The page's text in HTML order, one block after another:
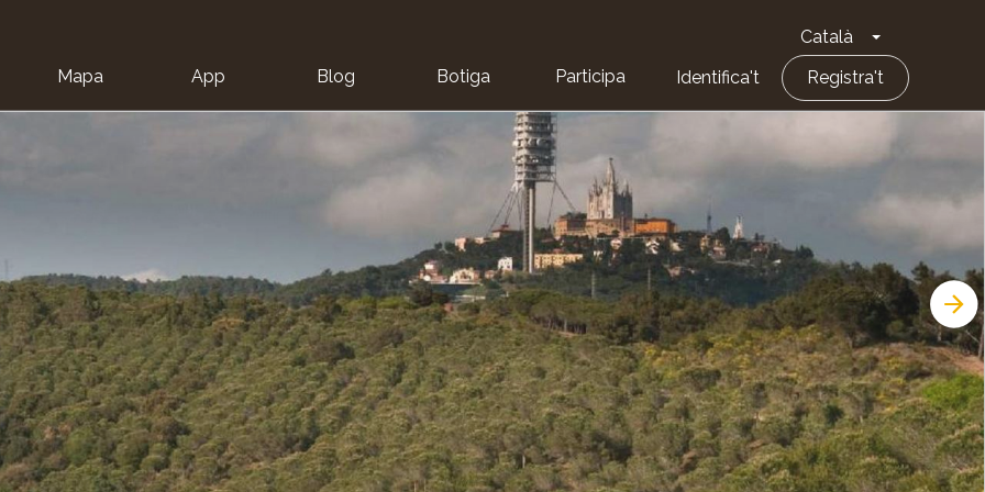
Català Toggle
Mapa App Blog Botiga Participa Identifica't Registra't